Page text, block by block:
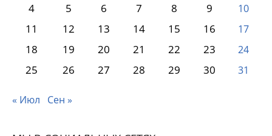
4 5 6 7 8 9 10
11 12 13 14 15 16 17
18 19 20 21 22 23 24
25 26 27 28 29 30 31
« Июл Сен »